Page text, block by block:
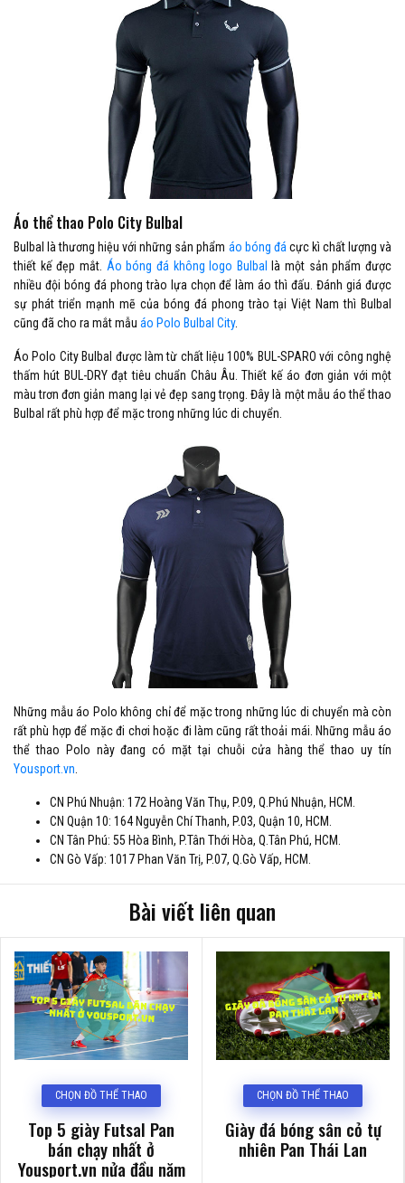
Áo thể thao Polo City Bulbal
Bulbal là thương hiệu với những sản phẩm áo bóng đá cực kì chất lượng và
thiết kế đẹp mắt. Áo bóng đá không logo Bulbal
là một sản phẩm được
nhiều đội bóng đá phong trào lựa chọn để làm áo thì đấu. Đánh giá được
sự phát triển mạnh mẽ của bóng đá phong trào tại Việt Nam thì Bulbal
cũng đã cho ra mắt mẫu áo Polo Bulbal City.
Áo Polo City Bulbal được làm từ chất liệu 100% BUL-SPARO với công nghệ
thấm hút BUL-DRY đạt tiêu chuẩn Châu Âu. Thiết kế áo đơn giản với một
màu trơn đơn giản mang lại vẻ đẹp sang trọng. Đây là một mẫu áo thể thao
Bulbal rất phù hợp để mặc trong những lúc di chuyển.
Những mẫu áo Polo không chỉ để mặc trong những lúc di chuyển mà còn
rất phù hợp để mặc đi chơi hoặc đi làm cũng rất thoải mái. Những mẫu áo
thể thao Polo này đang có mặt tại chuỗi cửa hàng thể thao uy tín
Yousport.vn
CN Phú Nhuận: 172 Hoàng Văn Thụ, P.09, Q.Phú Nhuận, HCM.
CN Quận 10: 164 Nguyễn Chí Thanh, P.03, Quận 10, HCM.
CN Tân Phú: 55 Hòa Bình, P.Tân Thới Hòa, Q.Tân Phú, HCM.
CN Gò Vấp: 1017 Phan Văn Trị, P.07, Q.Gò Vấp, HCM.
Bài viết liên quan
CHỌN ĐỒ THỂ THAO
Top 5 giày Futsal Pan
bán chạy nhất ở
Yousport.vn nửa đầu năm
CHỌN ĐỒ THỂ THAO
Giày đá bóng sân cỏ tự
nhiên Pan Thái Lan